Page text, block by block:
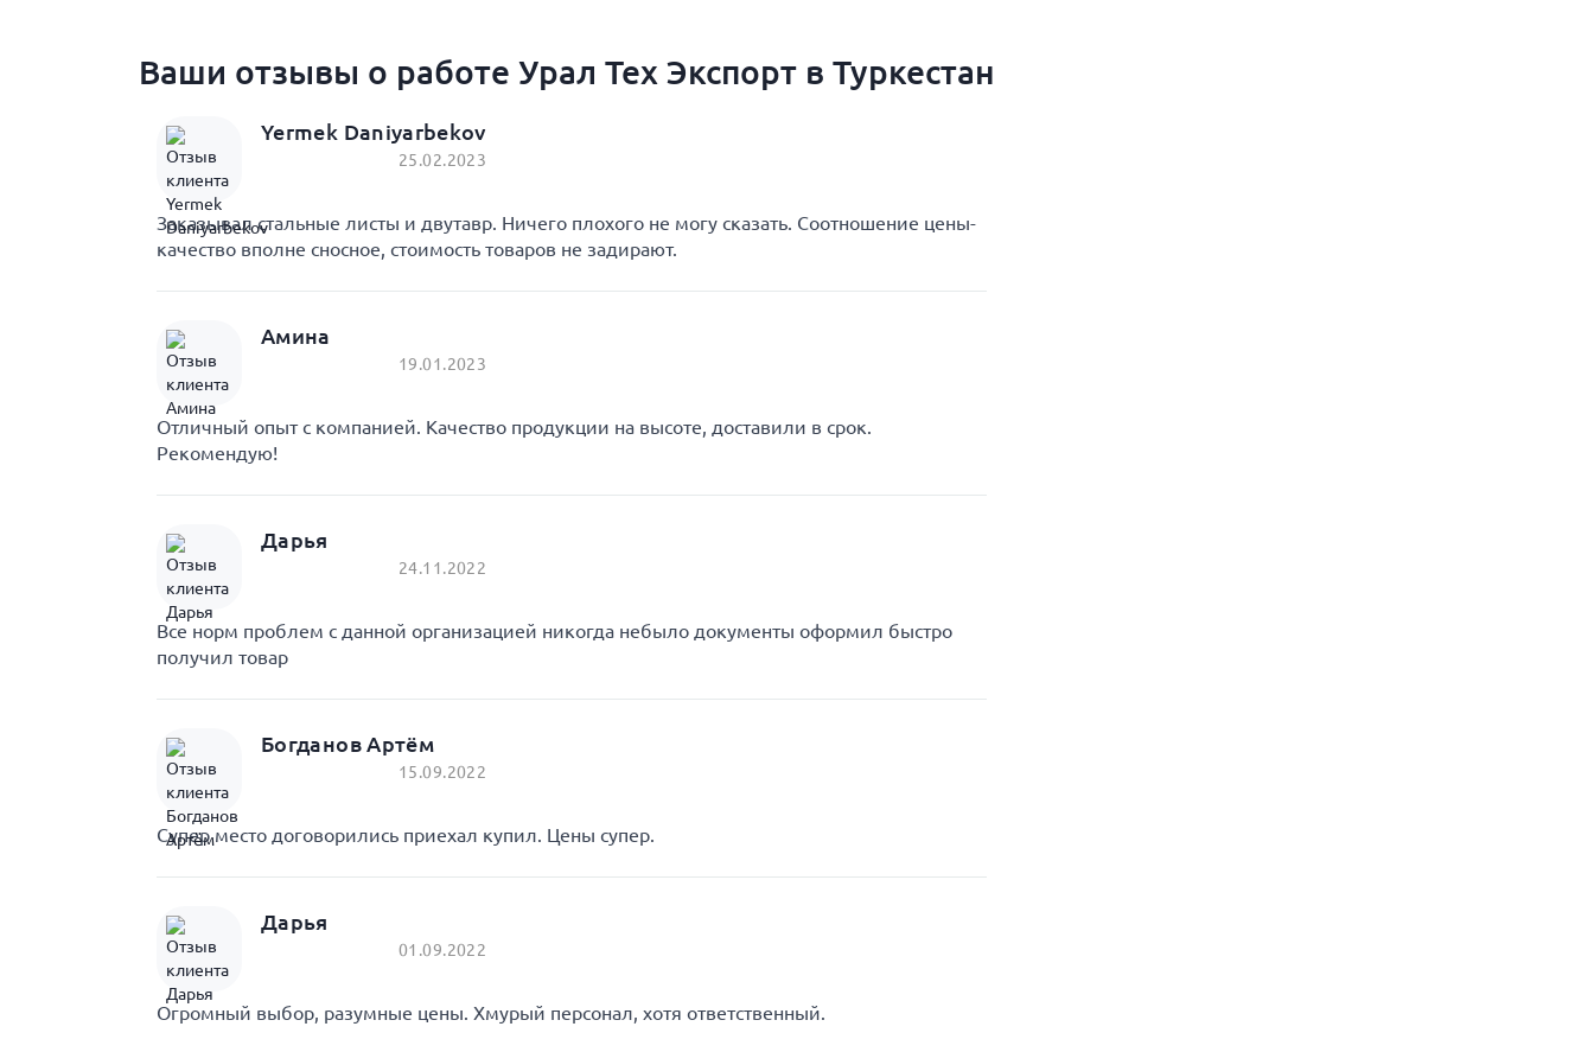
Ваши отзывы о работе Урал Тех Экспорт в Туркестан
Yermek Daniyarbekov
25.02.2023
Заказывал стальные листы и двутавр. Ничего плохого не могу сказать. Соотношение цены-
качество вполне сносное, стоимость товаров не задирают.
Амина
19.01.2023
Отличный опыт с компанией. Качество продукции на высоте, доставили в срок.
Рекомендую!
Дарья
24.11.2022
Все норм проблем с данной организацией никогда небыло документы оформил быстро
получил товар
Богданов Артём
15.09.2022
Супер место договорились приехал купил. Цены супер.
Дарья
01.09.2022
Огромный выбор, разумные цены. Хмурый персонал, хотя ответственный.